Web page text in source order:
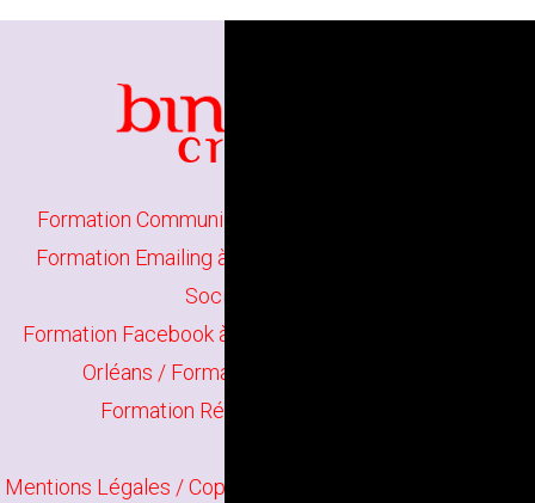
Formation Communication d'entreprise à Orléans
Formation Emailing à Orléans
Sociaux à Orléans
Formation Facebook à Orléans
Orléans / Formation Instagram à Orléans
Formation Référencement à Orléans
Mentions Légales / Copyright